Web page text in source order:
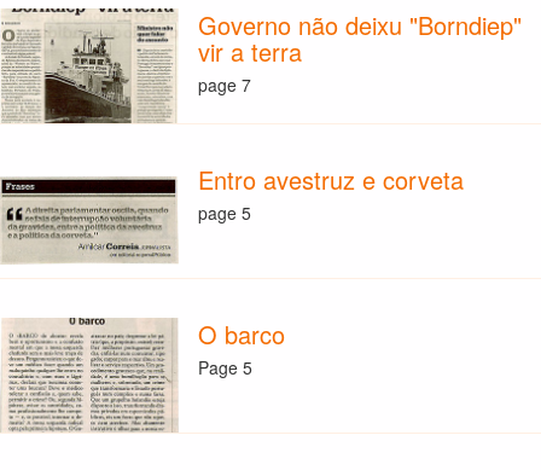
Governo não deixu "Borndiep"
vir a terra
page 7
Entro avestruz e corveta
page 5
O barco
Page 5